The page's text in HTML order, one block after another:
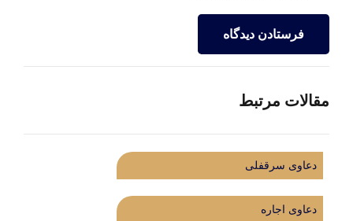
فرستادن دیدگاه
مقالات مرتبط
دعاوی سرقفلی
دعاوی اجاره